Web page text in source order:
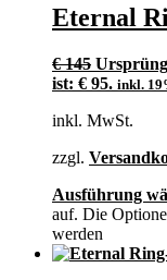
Eternal
€145
ist: € 95. inkl.
inkl. MwSt.
zzgl.
Ausführung
auf. Die
werden